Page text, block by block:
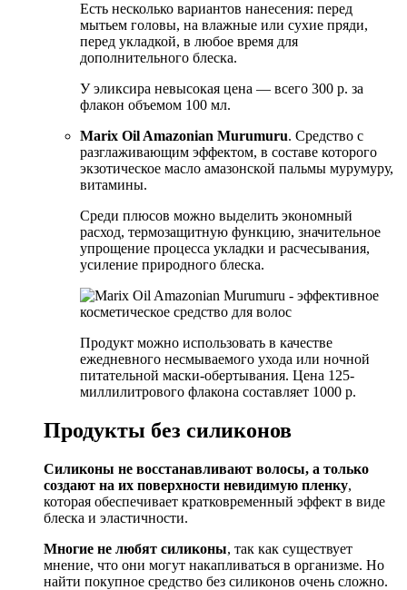
Есть несколько вариантов нанесения: перед
мытьем головы, на влажные или сухие пряди,
перед укладкой, в любое время для
дополнительного блеска.
У эликсира невысокая цена — всего 300 р. за
флакон объемом 100 мл.
Marix Oil Amazonian Murumuru. Средство с
разглаживающим эффектом, в составе которого
экзотическое масло амазонской пальмы мурумуру,
витамины.
Среди плюсов можно выделить экономный
расход, термозащитную функцию, значительное
упрощение процесса укладки и расчесывания,
усиление природного блеска.
Продукт можно использовать в качестве
ежедневного несмываемого ухода или ночной
питательной маски-обертывания. Цена 125-
миллилитрового флакона составляет 1000 р.
Продукты без силиконов
Силиконы не восстанавливают волосы, а только
создают на их поверхности невидимую пленку,
которая обеспечивает кратковременный эффект в виде
блеска и эластичности.
Многие не любят силиконы, так как существует
мнение, что они могут накапливаться в организме. Но
найти покупное средство без силиконов очень сложно.